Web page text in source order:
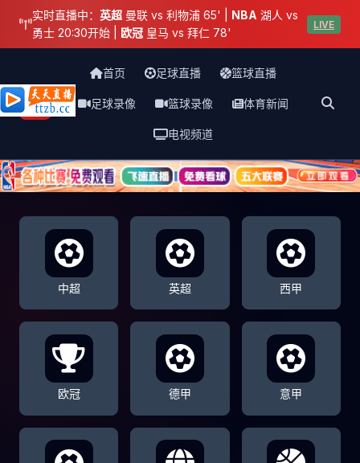
实时直播中： 英超 曼联 vs 利物浦 65' | NBA 湖人 vs
勇士 20:30开始 | 欧冠 皇马 vs 拜仁 78'
LIVE
天天直播网
首页 足球直播 篮球直播
足球录像 篮球录像 体育新闻
电视频道
中超 英超 西甲
欧冠 德甲 意甲